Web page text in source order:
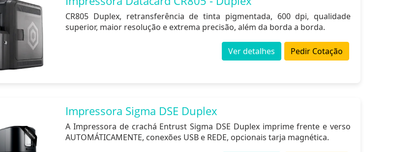
CR805 Duplex, retransferência de tinta pigmentada, 600 dpi, qualidade
superior, maior resolução e extrema precisão, além da borda a borda.
Pedir Cotação
Ver detalhes
Impressora Sigma DSE Duplex
A Impressora de crachá Entrust Sigma DSE Duplex imprime frente e verso
AUTOMÁTICAMENTE, conexões USB e REDE, opcionais tarja magnética.